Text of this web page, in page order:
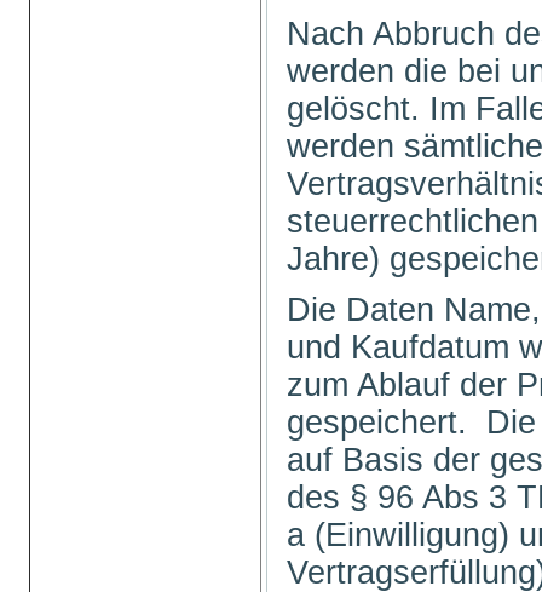
Nach Abbruch
werden die bei
gelöscht. Im
werden
Jahre)
Die Daten
und Kaufdatum
zum Ablauf der
gespeichert.
auf Basis der
des § 96 Abs 3
a (Einwilligung)